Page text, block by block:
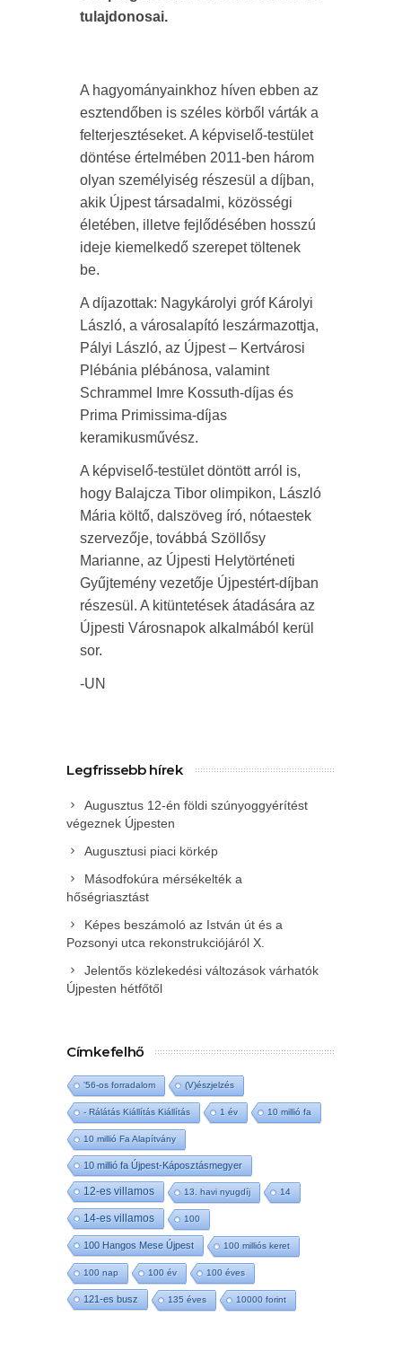
tulajdonosai.
A hagyományainkhoz híven ebben az
esztendőben is széles körből várták a
felterjesztéseket. A képviselő-testület
döntése értelmében 2011-ben három
olyan személyiség részesül a díjban,
akik Újpest társadalmi, közösségi
életében, illetve fejlődésében hosszú
ideje kiemelkedő szerepet töltenek
be.
A díjazottak: Nagykárolyi gróf Károlyi
László, a városalapító leszármazottja,
Pályi László, az Újpest – Kertvárosi
Plébánia plébánosa, valamint
Schrammel Imre Kossuth-díjas és
Prima Primissima-díjas
keramikusművész.
A képviselő-testület döntött arról is,
hogy Balajcza Tibor olimpikon, László
Mária költő, dalszöveg író, nótaestek
szervezője, továbbá Szöllősy
Marianne, az Újpesti Helytörténeti
Gyűjtemény vezetője Újpestért-díjban
részesül. A kitüntetések átadására az
Újpesti Városnapok alkalmából kerül
sor.
-UN
Legfrissebb hírek
Augusztus 12-én földi szúnyoggyérítést
végeznek Újpesten
Augusztusi piaci körkép
Másodfokúra mérsékelték a
hőségriasztást
Képes beszámoló az István út és a
Pozsonyi utca rekonstrukciójáról X.
Jelentős közlekedési változások várhatók
Újpesten hétfőtől
Címkefelhő
'56-os forradalom (V)észjelzés
- Rálátás Kiállítás Kiállítás 1 év 10 millió fa
10 millió Fa Alapítvány
10 millió fa Újpest-Káposztásmegyer
12-es villamos 13. havi nyugdíj 14
14-es villamos 100
100 Hangos Mese Újpest 100 milliós keret
100 nap 100 év 100 éves
121-es busz 135 éves 10000 forint